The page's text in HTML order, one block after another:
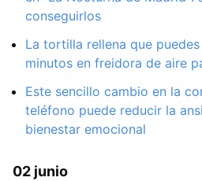
conseguirlos
La tortilla rellena que
minutos en freidora de aire
Este sencillo cambio en la
teléfono puede reducir la
bienestar emocional
02 junio